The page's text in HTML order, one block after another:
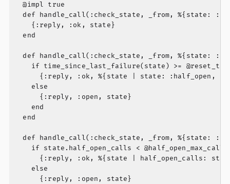
  @impl true
def handle_call(:check_state, _from, %{state:
    {:reply, :ok, state}
  end
def handle_call(:check_state, _from, %{state:
if time_since_last_failure(state) >=
{:reply, :ok, %{state | state: :half_open,
    else
      {:reply, :open, state}
    end
  end
def handle_call(:check_state, _from, %{state:
if state.half_open_calls < @half_open_max_calls
{:reply, :ok, %{state | half_open_calls:
    else
      {:reply, :open, state}